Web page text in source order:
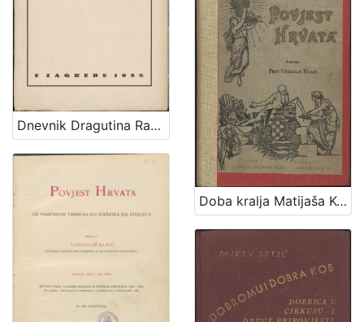
Dnevnik Dragutina Rakovca / priopćili E. Laszowski i V. Deželić st.
Doba kralja Matijaša Korvina i Jagelovića : (1458-1526) : sa 102 ilustracije